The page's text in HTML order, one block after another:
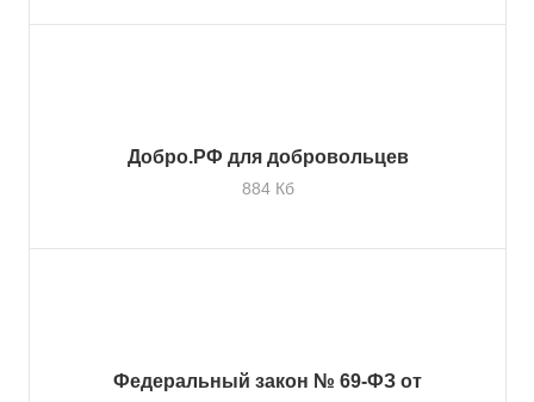
Добро.РФ для добровольцев
884 Кб
Федеральный закон № 69-ФЗ от